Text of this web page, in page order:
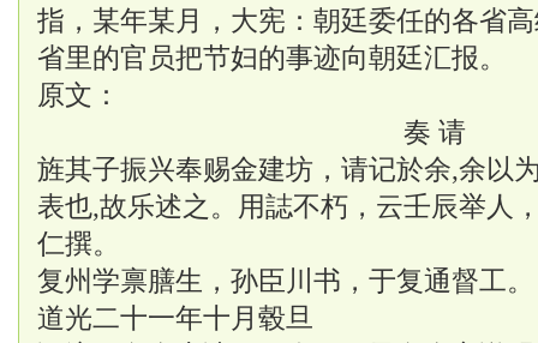
指，某年某月，大宪：朝廷委任的各省
省里的官员把节妇的事迹向朝廷汇报。
原文：
奏 请
旌其子振兴奉赐金建坊，请记於余,余以
表也,故乐述之。用誌不朽，云壬辰举人
仁撰。
复州学禀膳生，孙臣川书，于复通督工。
道光二十一年十月毂旦